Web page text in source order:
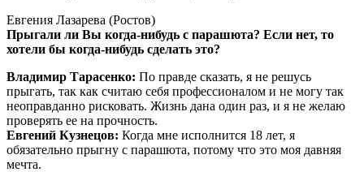
Евгения Лазарева (Ростов)
Прыгали ли Вы когда-нибудь с парашюта? Если нет, то
хотели бы когда-нибудь сделать это?
Владимир Тарасенко: По правде сказать, я не решусь
прыгать, так как считаю себя профессионалом и не могу так
неоправданно рисковать. Жизнь дана один раз, и я не желаю
проверять ее на прочность.
Евгений Кузнецов: Когда мне исполнится 18 лет, я
обязательно прыгну с парашюта, потому что это моя давняя
мечта.